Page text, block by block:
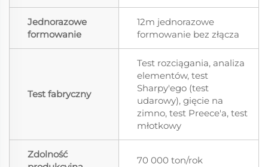
Jednorazowe
formowanie
12m jednorazowe
formowanie bez złącza
Test fabryczny
Test rozciągania, analiza
elementów, test
Sharpy'ego (test
udarowy), gięcie na
zimno, test Preece'a, test
młotkowy
Zdolność
70 000 ton/rok